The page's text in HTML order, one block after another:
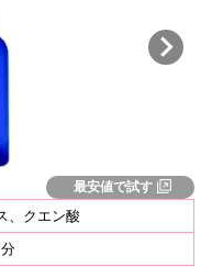
最安値で試す
、クエン酸